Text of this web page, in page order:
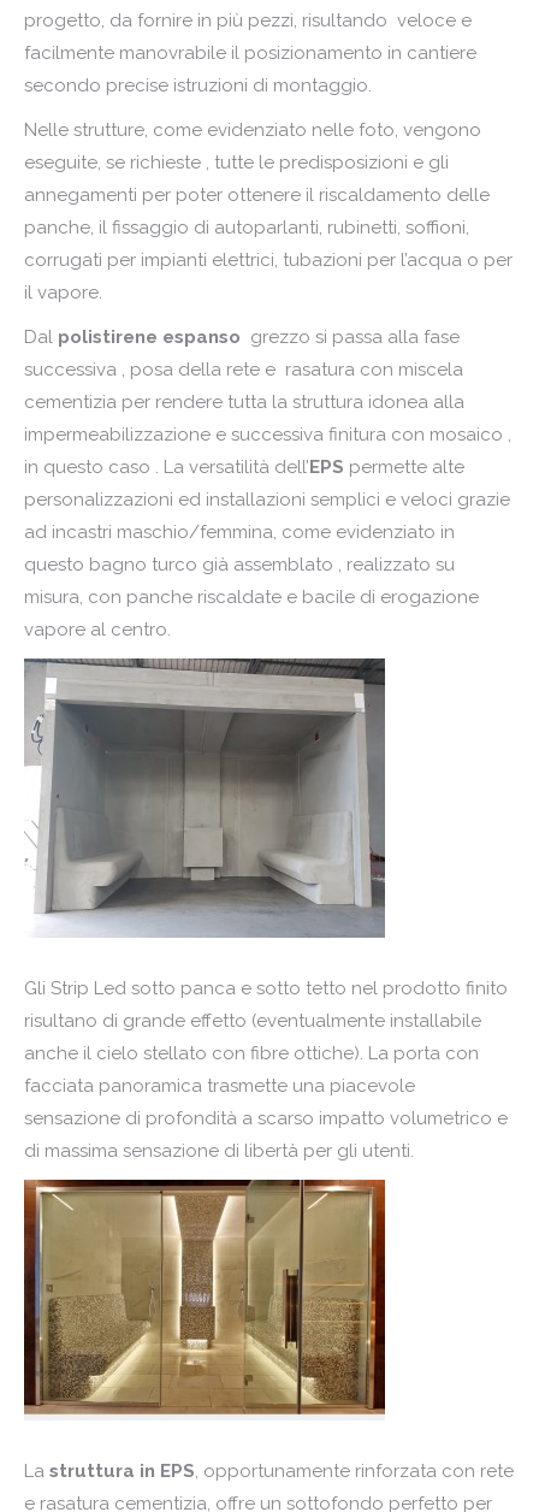
progetto, da fornire in più pezzi, risultando veloce e
facilmente manovrabile il posizionamento in cantiere
secondo precise istruzioni di montaggio.
Nelle strutture, come evidenziato nelle foto, vengono
eseguite, se richieste , tutte le predisposizioni e gli
annegamenti per poter ottenere il riscaldamento delle
panche, il fissaggio di autoparlanti, rubinetti, soffioni,
corrugati per impianti elettrici, tubazioni per l’acqua o per
il vapore.
Dal polistirene espanso grezzo si passa alla fase
successiva , posa della rete e rasatura con miscela
cementizia per rendere tutta la struttura idonea alla
impermeabilizzazione e successiva finitura con mosaico ,
in questo caso . La versatilità dell’EPS permette alte
personalizzazioni ed installazioni semplici e veloci grazie
ad incastri maschio/femmina, come evidenziato in
questo bagno turco già assemblato , realizzato su
misura, con panche riscaldate e bacile di erogazione
vapore al centro.
Gli Strip Led sotto panca e sotto tetto nel prodotto finito
risultano di grande effetto (eventualmente installabile
anche il cielo stellato con fibre ottiche). La porta con
facciata panoramica trasmette una piacevole
sensazione di profondità a scarso impatto volumetrico e
di massima sensazione di libertà per gli utenti.
La struttura in EPS, opportunamente rinforzata con rete
e rasatura cementizia, offre un sottofondo perfetto per